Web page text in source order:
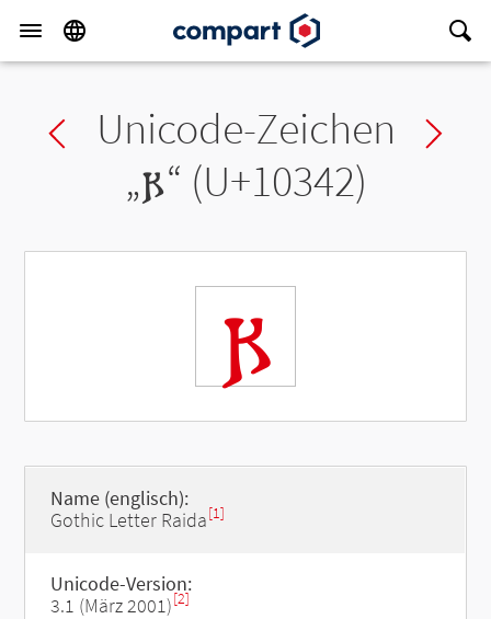
Previous char
Unicode-Zeichen
„𐍂“ (U+10342)
𐍂
Name (englisch):
Gothic Letter Raida[1]
Unicode-Version:
3.1 (März 2001)[2]